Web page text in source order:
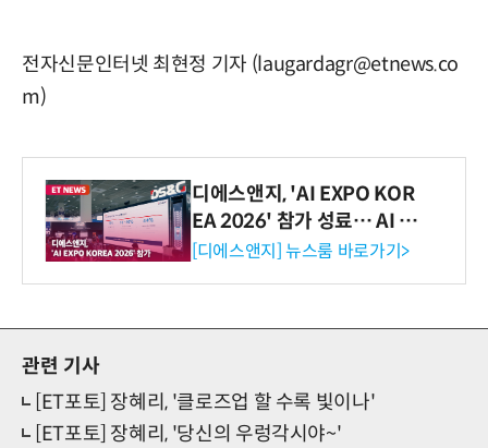
전자신문인터넷 최현정 기자 (laugardagr@etnews.co
m)
디에스앤지, 'AI EXPO KOR
EA 2026' 참가 성료… AI 전
생애주기 아우르는 통합 솔루
[디에스앤지] 뉴스룸 바로가기>
관련 기사
[ET포토] 장혜리, '클로즈업 할 수록 빛이나'
[ET포토] 장혜리, '당신의 우렁각시야~'